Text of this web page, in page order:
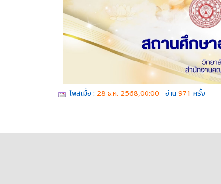
โพสเมื่อ : 28 ธ.ค. 2568,00:00 อ่าน 971 ครั้ง